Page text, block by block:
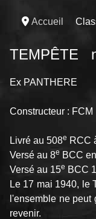
Accueil
Ex PANTHERE
Constructeur : FCM
Livré au 508e RCC
Versé au 8e BCC
Versé au 15e BCC 1
Le 17 mai 1940, le
l'ensemble ne
revenir.